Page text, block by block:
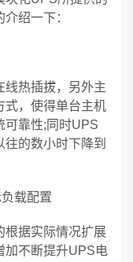
绍一下：
线热插拔，另外主
式，使得单台主机
可靠性;同时UPS
的数小时下降到
载配置
根据实际情况扩展
加不断提升UPS电